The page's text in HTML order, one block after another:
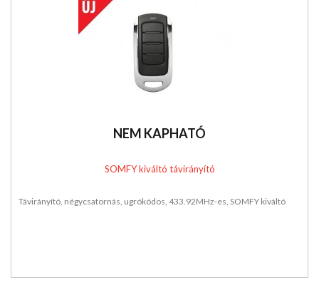
NEM KAPHATÓ
SOMFY kiváltó távirányító
Távirányító, négycsatornás, ugrókódos, 433.92MHz-es, SOMFY kiváltó